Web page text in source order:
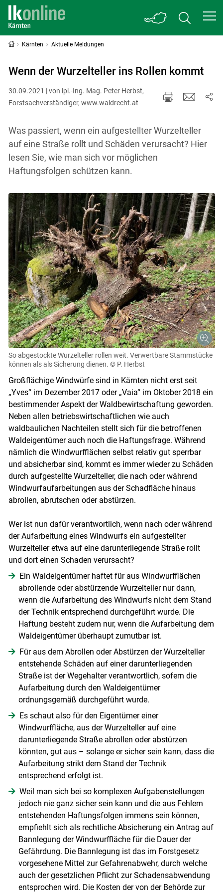
Kärnten Aktuelle Meldungen
Wenn der Wurzelteller ins Rollen kommt
30.09.2021 | von ipl.-Ing. Mag. Peter Herbst,
Forstsachverständiger, www.waldrecht.at
Was passiert, wenn ein aufgestellter Wurzelteller
auf eine Straße rollt und Schäden verursacht? Hier
lesen Sie, wie man sich vor möglichen
Haftungsfolgen schützen kann.
So abgestockte Wurzelteller rollen weit. Verwertbare Stammstücke
können als als Sicherung dienen. © P. Herbst
Großflächige Windwürfe sind in Kärnten nicht erst seit
„Yves“ im Dezember 2017 oder „Vaia“ im Oktober 2018 ein
bestimmender Aspekt der Waldbewirtschaftung geworden.
Neben allen betriebswirtschaftlichen wie auch
waldbaulichen Nachteilen stellt sich für die betroffenen
Waldeigentümer auch noch die Haftungsfrage. Während
nämlich die Windwurfflächen selbst relativ gut sperrbar
und absicherbar sind, kommt es immer wieder zu Schäden
durch aufgestellte Wurzelteller, die nach oder während
Windwurfaufarbeitungen aus der Schadfläche hinaus
abrollen, abrutschen oder abstürzen.
Wer ist nun dafür verantwortlich, wenn nach oder während
der Aufarbeitung eines Windwurfs ein aufgestellter
Wurzelteller etwa auf eine darunterliegende Straße rollt
und dort einen Schaden verursacht?
Ein Waldeigentümer haftet für aus Windwurfflächen
abrollende oder abstürzende Wurzelteller nur dann,
wenn die Aufarbeitung des Windwurfs nicht dem Stand
der Technik entsprechend durchgeführt wurde. Die
Haftung besteht zudem nur, wenn die Aufarbeitung dem
Waldeigentümer überhaupt zumutbar ist.
Für aus dem Abrollen oder Abstürzen der Wurzelteller
entstehende Schäden auf einer darunterliegenden
Straße ist der Wegehalter verantwortlich, sofern die
Aufarbeitung durch den Waldeigentümer
ordnungsgemäß durchgeführt wurde.
Es schaut also für den Eigentümer einer
Windwurffläche, aus der Wurzelteller auf eine
darunterliegende Straße abrollen oder abstürzen
könnten, gut aus – solange er sicher sein kann, dass die
Aufarbeitung strikt dem Stand der Technik
entsprechend erfolgt ist.
Weil man sich bei so komplexen Aufgabenstellungen
jedoch nie ganz sicher sein kann und die aus Fehlern
entstehenden Haftungsfolgen immens sein können,
empfiehlt sich als rechtliche Absicherung ein Antrag auf
Bannlegung der Windwurffläche für die Dauer der
Gefährdung. Die Bannlegung ist das im Forstgesetz
vorgesehene Mittel zur Gefahrenabwehr, durch welche
auch der gesetzlichen Pflicht zur Schadensabwendung
entsprochen wird. Die Kosten der von der Behörde zur